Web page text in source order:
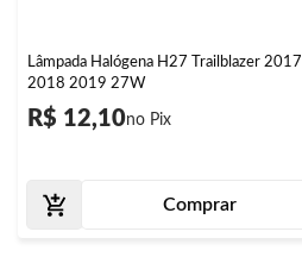
Lâmpada Halógena H27 Trailblazer 2017
2018 2019 27W
R$ 12,10
Comprar